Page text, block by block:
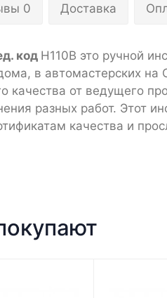
0 Доставка
код H110B это ручной
в автомастерских на
качества от ведущего
разных работ. Этот
качества и